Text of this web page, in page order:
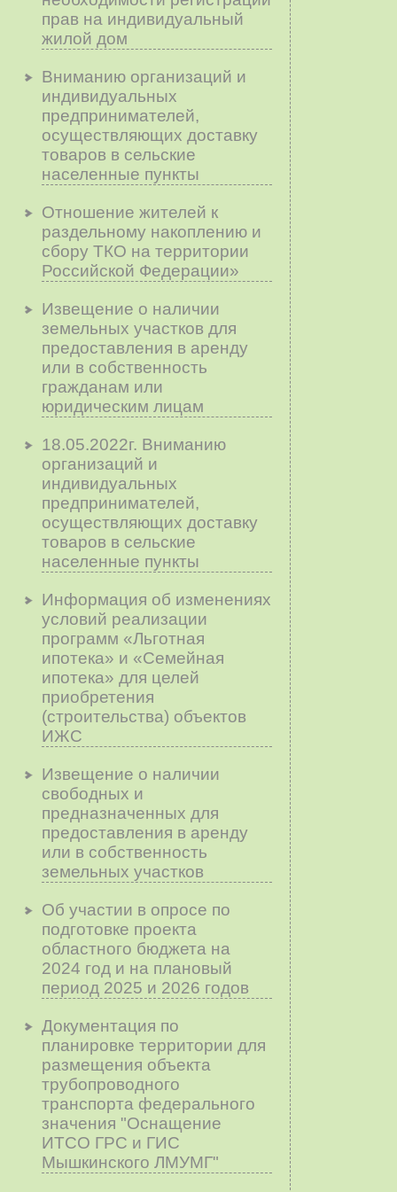
прав на индивидуальный
жилой дом
Вниманию организаций и
индивидуальных
предпринимателей,
осуществляющих доставку
товаров в сельские
населенные пункты
Отношение жителей к
раздельному накоплению и
сбору ТКО на территории
Российской Федерации»
Извещение о наличии
земельных участков для
предоставления в аренду
или в собственность
гражданам или
юридическим лицам
18.05.2022г. Вниманию
организаций и
индивидуальных
предпринимателей,
осуществляющих доставку
товаров в сельские
населенные пункты
Информация об изменениях
условий реализации
программ «Льготная
ипотека» и «Семейная
ипотека» для целей
приобретения
(строительства) объектов
ИЖС
Извещение о наличии
свободных и
предназначенных для
предоставления в аренду
или в собственность
земельных участков
Об участии в опросе по
подготовке проекта
областного бюджета на
2024 год и на плановый
период 2025 и 2026 годов
Документация по
планировке территории для
размещения объекта
трубопроводного
транспорта федерального
значения "Оснащение
ИТСО ГРС и ГИС
Мышкинского ЛМУМГ"